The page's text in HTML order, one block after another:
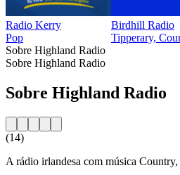
Radio Kerry
Pop
Birdhill Radio
Tipperary,
Sobre Highland Radio
Sobre Highland Radio
Sobre Highland Radio
(14)
A rádio irlandesa com música